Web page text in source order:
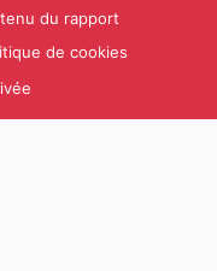
du rapport
de cookies